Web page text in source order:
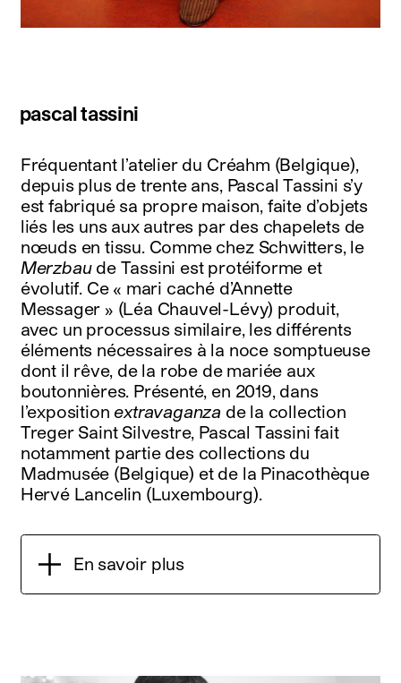
pascal tassini
Fréquentant l’atelier du Créahm (Belgique),
depuis plus de trente ans, Pascal Tassini s’y
est fabriqué sa propre maison, faite d’objets
liés les uns aux autres par des chapelets de
nœuds en tissu. Comme chez Schwitters, le
Merzbaude Tassini est protéiforme et
évolutif. Ce « mari caché d’Annette
Messager » (Léa Chauvel-Lévy) produit,
avec un processus similaire, les différents
éléments nécessaires à la noce somptueuse
dont il rêve, de la robe de mariée aux
boutonnières. Présenté, en 2019, dans
l’exposition extravaganza de la collection
Treger Saint Silvestre, Pascal Tassini fait
notamment partie des collections du
Madmusée (Belgique) et de la Pinacothèque
Hervé Lancelin (Luxembourg).
En savoir plus